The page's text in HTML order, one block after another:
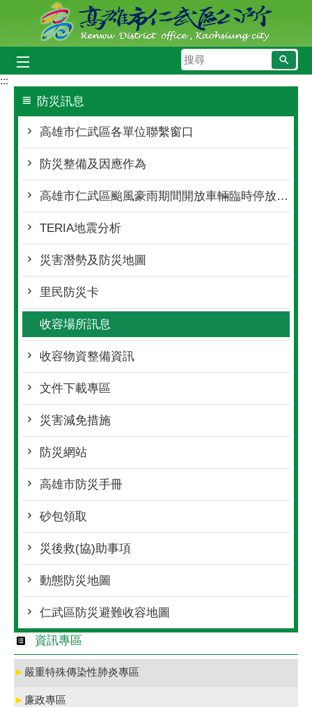
跳到主要內容區塊
搜
尋
:::
防災訊息
高雄市仁武區各單位聯繫窗口
防災整備及因應作為
高雄市仁武區颱風豪雨期間開放車輛臨時停放處所
TERIA地震分析
災害潛勢及防災地圖
里民防災卡
收容場所訊息
收容物資整備資訊
文件下載專區
災害減免措施
防災網站
高雄市防災手冊
砂包領取
災後救(協)助事項
動態防災地圖
仁武區防災避難收容地圖
資訊專區
► 嚴重特殊傳染性肺炎專區
► 廉政專區